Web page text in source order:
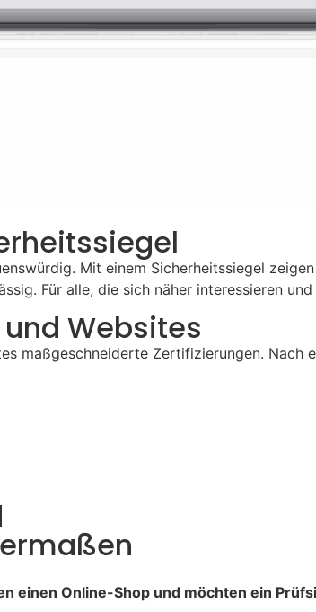
Mit einem Sicherheitssiegel
Für alle, die sich näher interessieren
Websites
maßgeschneiderte Zertifizierungen. Nach
einen Online-Shop und möchten ein